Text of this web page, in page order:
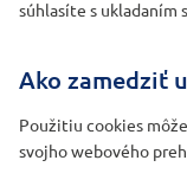
súhlasíte s ukladaním
Ako zamedziť
Použitiu cookies
svojho webového